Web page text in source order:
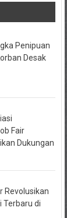
Penipuan
Desak
Fair
Dukungan
Revolusikan
Terbaru di